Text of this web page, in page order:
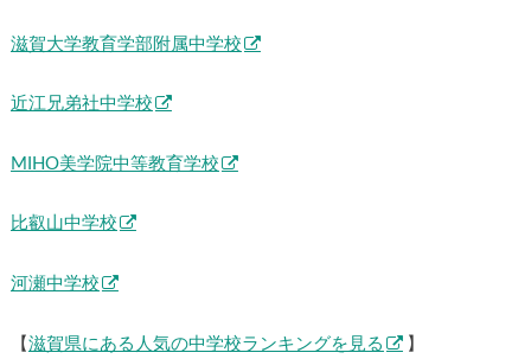
滋賀大学教育学部附属中学校
近江兄弟社中学校
MIHO美学院中等教育学校
比叡山中学校
河瀬中学校
【 滋賀県にある人気の中学校ランキングを見る 】